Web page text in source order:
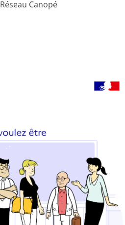
Réseau Canopé